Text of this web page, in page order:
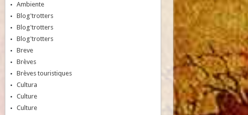
Ambiente
Blog'trotters
Blog'trotters
Blog'trotters
Breve
Brèves
Brèves touristiques
Cultura
Culture
Culture